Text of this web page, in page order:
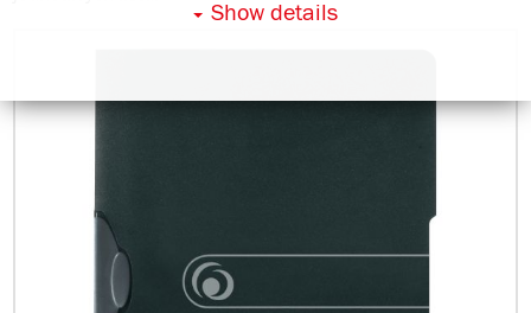
Show details